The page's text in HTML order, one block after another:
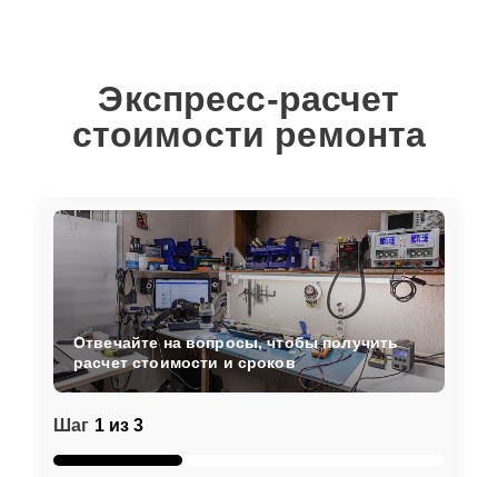
Экспресс-расчет
стоимости ремонта
Шаг 1 из 3
Отвечайте на вопросы, чтобы получить
расчет стоимости и сроков